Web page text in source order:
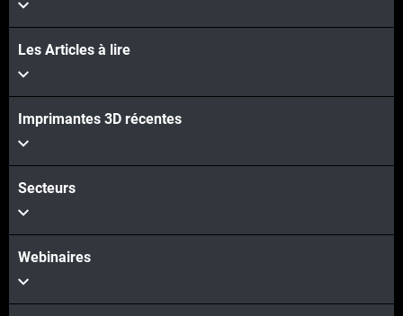
Pour en savoir plus
Les Articles à lire
Imprimantes 3D récentes
Secteurs
Webinaires